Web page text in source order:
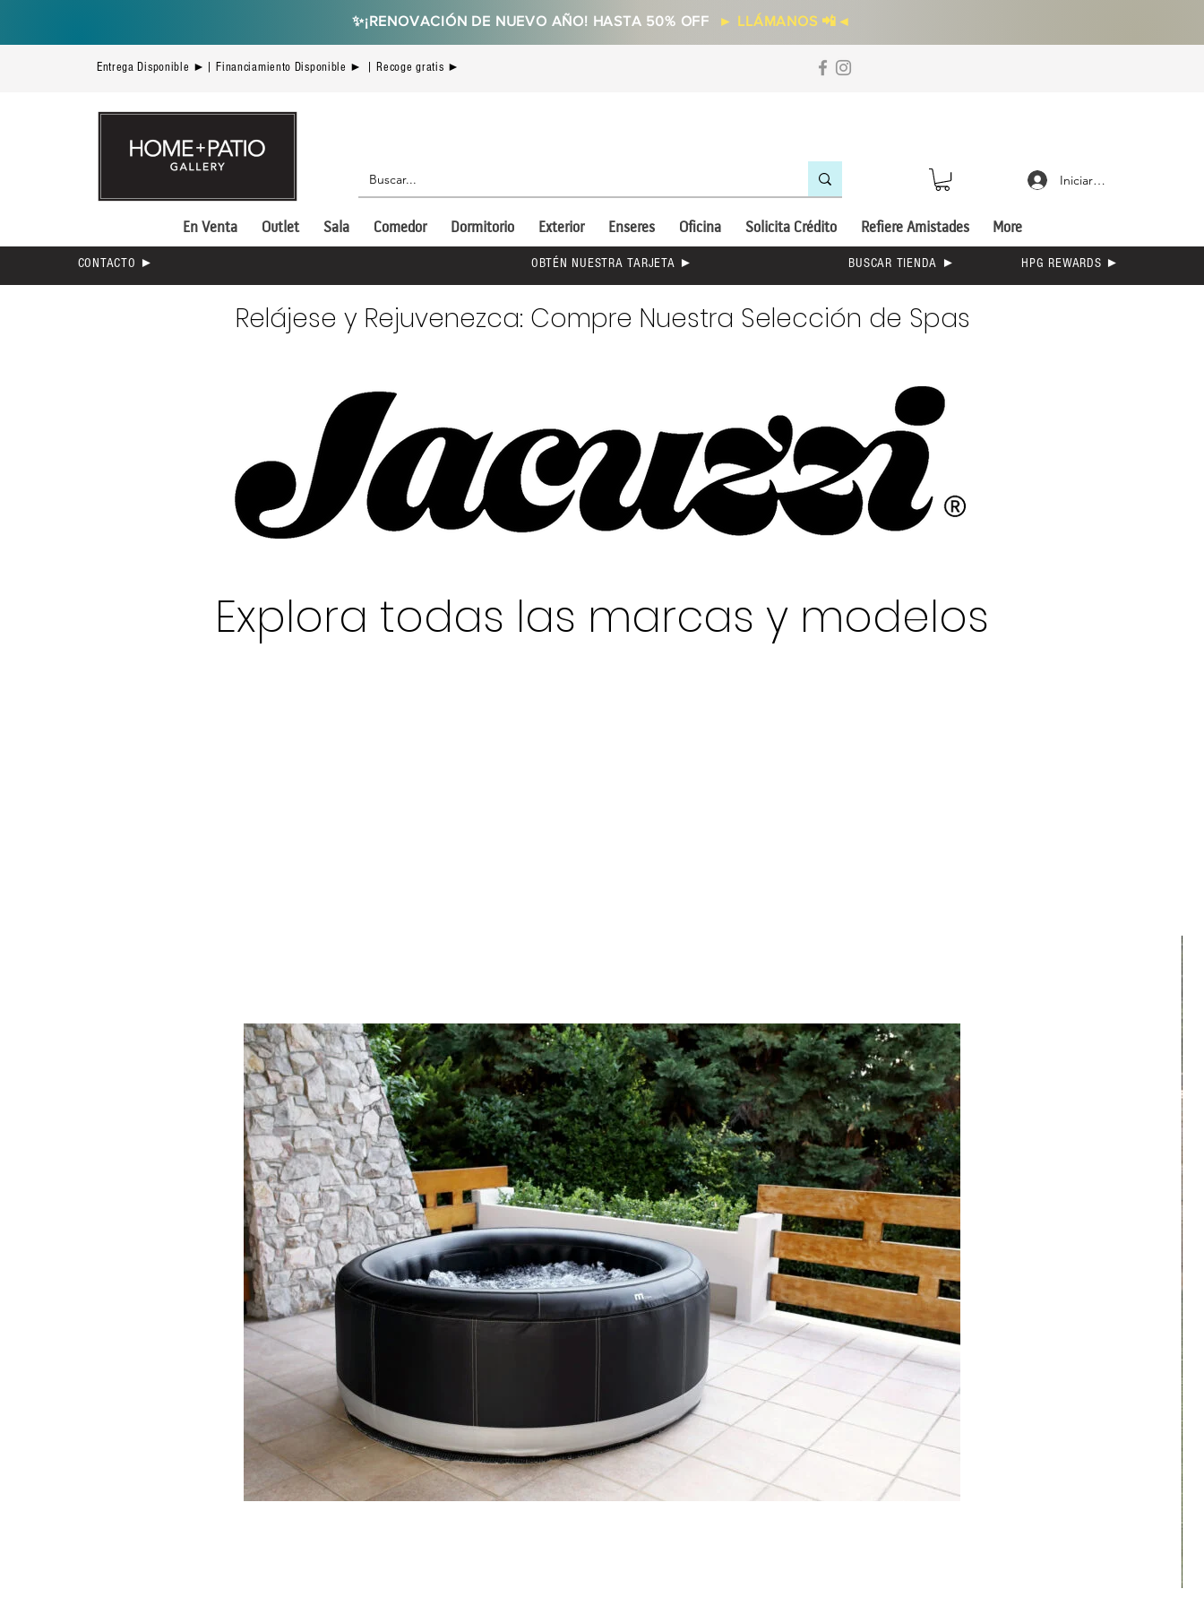
✨¡RENOVACIÓN DE NUEVO AÑO! HASTA 50% OFF ► LLÁMANOS 📲 ◄
Entrega Disponible ►| Financiamiento Disponible ► | Recoge gratis ►
Iniciar sesión
En Venta Outlet Sala Comedor Dormitorio Exterior Enseres Oficina Solicita Crédito Refiere Amistades More
CONTACTO ► OBTÉN NUESTRA TARJETA ► BUSCAR TIENDA ► HPG REWARDS ►
Relájese y Rejuvenezca: Compre Nuestra Selección de Spas
Explora todas las marcas y modelos